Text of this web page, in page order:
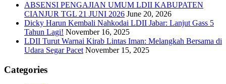
ABSENSI PENGAJIAN UMUM LDII KABUPATEN
CIANJUR TGL 21 JUNI 2026 June 20, 2026
Dicky Harun Kembali Nahkodai LDII Jabar: Lanjut Gass 5
Tahun Lagi! November 16, 2025
LDII Turut Warnai Kirab Lintas Iman: Melangkah Bersama di
Udara Segar Pacet November 15, 2025
Categories